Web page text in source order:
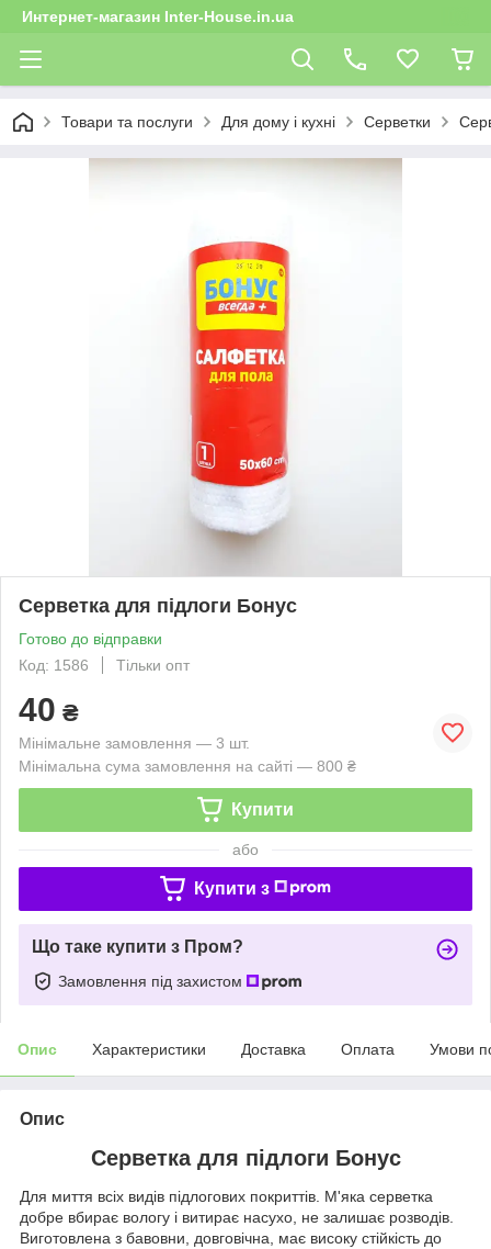
Интернет-магазин Inter-House.in.ua
Товари та послуги Для дому і кухні Серветки
Серветка для підлоги Бонус
Готово до відправки
Код: 1586
Тільки опт
40 ₴
Мінімальне замовлення — 3 шт.
Мінімальна сума замовлення на сайті — 800 ₴
Купити
або
Купити з
Що таке купити з Пром?
Замовлення під захистом
Опис Характеристики Доставка Оплата Умови
Опис
Серветка для підлоги Бонус
Для миття всіх видів підлогових покриттів. М'яка серветка
добре вбирає вологу і витирає насухо, не залишає розводів.
Виготовлена з бавовни, довговічна, має високу стійкість до